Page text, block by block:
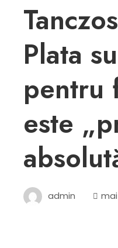
Plata
pentru
este
admin mai